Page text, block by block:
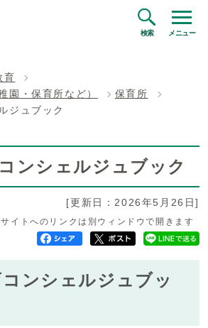
検索 メニュー
育
園・保育所など）
保育所
ジュブック
ンシェルジュブック
[更新日：2026年5月26日]
イトへのリンクは別ウィンドウで開きます
ンシェルジュブッ